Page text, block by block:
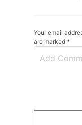
Your email
are marked *